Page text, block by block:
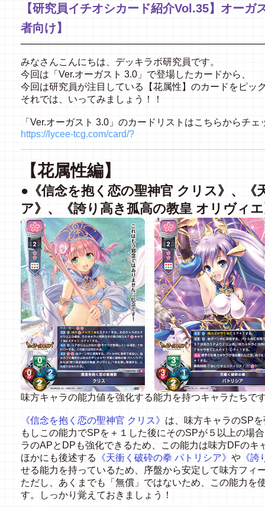
【研究員イチオシカード紹介Vol.35】オーガ
者向け】
みなさんこんにちは、デッキラボ研究員です。
今回は「Ver.オーガスト 3.0」で登場したカードから、
今回は研究員が注目している【花属性】のカードをピッ
それでは、いってみましょう！！
「Ver.オーガスト 3.0」のカードリストはこちらからチェ
https://lycee-tcg.com/card/?
【花属性編】
●《信念を抱く恋の聖神官 クリス》、《
ア》、《誇り高き孤高の教皇 オリヴィ
味方キャラの能力値を強化する能力を持つキャラたちで
《信念を抱く恋の聖神官 クリス》 は、味方キャラのSP
もしこの能力でSPを＋１した後にそのSPが５以上の場
ラのAPとDPも強化できるため、この能力は味方DFのキ
ほかにも後述する
《天衝く破砕の拳 パトリシア》 や 《
せる能力を持っているため、序盤から安定して味方フィ
ただし、あくまでも「無償」ではないため、この能力を
す。しっかり覚えておきましょう！